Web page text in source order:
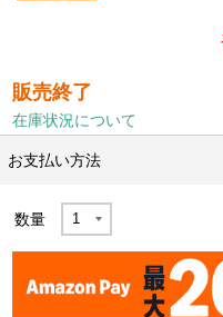
販売終了
在庫状況について
お支払い方法
数量